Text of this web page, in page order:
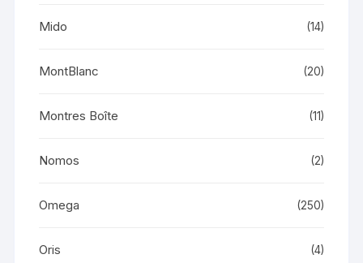
Mido (14)
MontBlanc (20)
Montres Boîte (11)
Nomos (2)
Omega (250)
Oris (4)